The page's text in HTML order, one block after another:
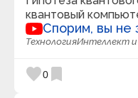
квантовый
Спорим, вы не
ТехнологияИнтеллект
favorite0 bookmark